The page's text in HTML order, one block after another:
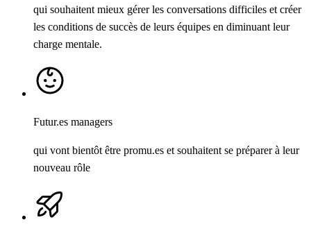
qui souhaitent mieux gérer les conversations difficiles et créer
les conditions de succès de leurs équipes en diminuant leur
charge mentale.
Futur.es managers
qui vont bientôt être promu.es et souhaitent se préparer à leur
nouveau rôle